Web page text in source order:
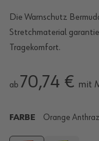
Die Warnschutz
Stretchmaterial
Tragekomfort.
ab 70,74 € mit
FARBE Orange